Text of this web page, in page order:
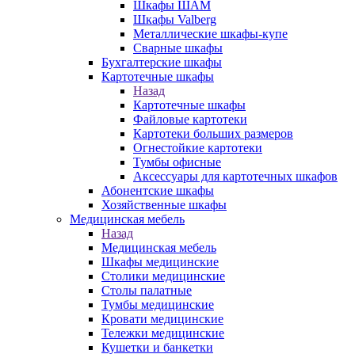
Шкафы ШАМ
Шкафы Valberg
Металлические шкафы-купе
Сварные шкафы
Бухгалтерские шкафы
Картотечные шкафы
Назад
Картотечные шкафы
Файловые картотеки
Картотеки больших размеров
Огнестойкие картотеки
Тумбы офисные
Аксессуары для картотечных шкафов
Абонентские шкафы
Хозяйственные шкафы
Медицинская мебель
Назад
Медицинская мебель
Шкафы медицинские
Столики медицинские
Столы палатные
Тумбы медицинские
Кровати медицинские
Тележки медицинские
Кушетки и банкетки